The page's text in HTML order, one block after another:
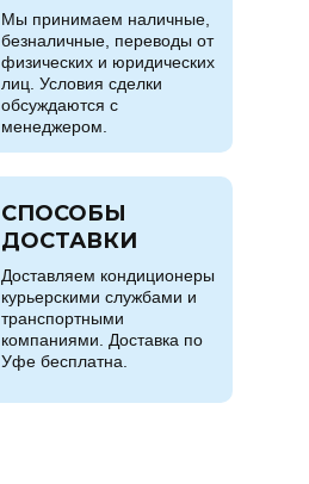
Мы принимаем наличные,
безналичные, переводы от
физических и юридических
лиц. Условия сделки
обсуждаются с
менеджером.
Доставляем кондиционеры
курьерскими службами и
транспортными
компаниями. Доставка по
Уфе бесплатна.
СПОСОБЫ
ДОСТАВКИ